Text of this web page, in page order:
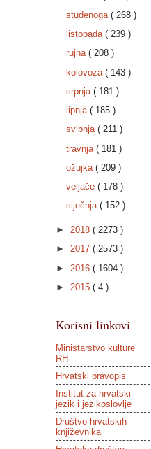
studenoga ( 268 )
listopada ( 239 )
rujna ( 208 )
kolovoza ( 143 )
srpnja ( 181 )
lipnja ( 185 )
svibnja ( 211 )
travnja ( 181 )
ožujka ( 209 )
veljače ( 178 )
siječnja ( 152 )
► 2018 ( 2273 )
► 2017 ( 2573 )
► 2016 ( 1604 )
► 2015 ( 4 )
Korisni linkovi
Ministarstvo kulture
RH
Hrvatski pravopis
Institut za hrvatski
jezik i jezikoslovlje
Društvo hrvatskih
književnika